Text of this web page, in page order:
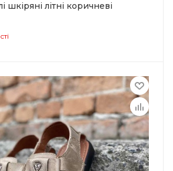
шкіряні літні коричневі